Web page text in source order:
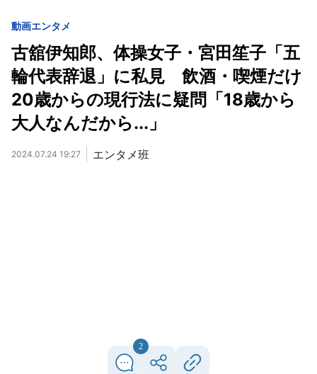
動画エンタメ
古舘伊知郎、体操女子・宮田笙子「五
輪代表辞退」に私見 飲酒・喫煙だけ
20歳からの現行法に疑問「18歳から
大人なんだから...」
2024.07.24 19:27 エンタメ班
2